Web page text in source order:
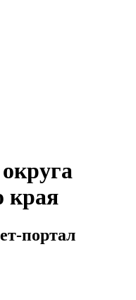
края
портал